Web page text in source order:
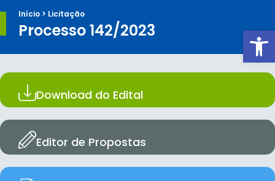
Início > Licitação
Processo 142/2023
Download do Edital
Editor de Propostas